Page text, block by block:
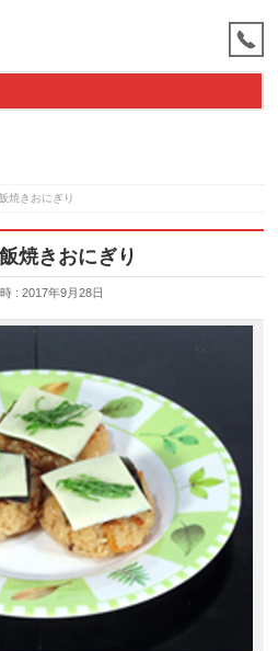
焼きおにぎり
焼きおにぎり
: 2017年9月28日